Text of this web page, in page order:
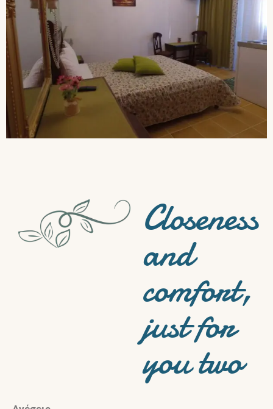
Closeness
and
comfort,
just for
you two